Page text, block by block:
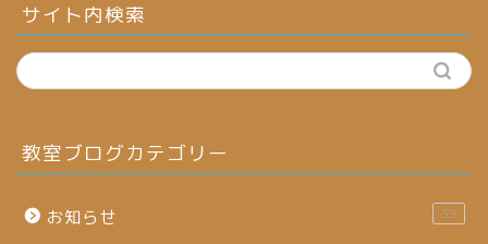
サイト内検索
教室ブログカテゴリー
お知らせ 39